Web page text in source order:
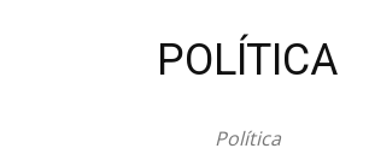
POLÍTICA
Política